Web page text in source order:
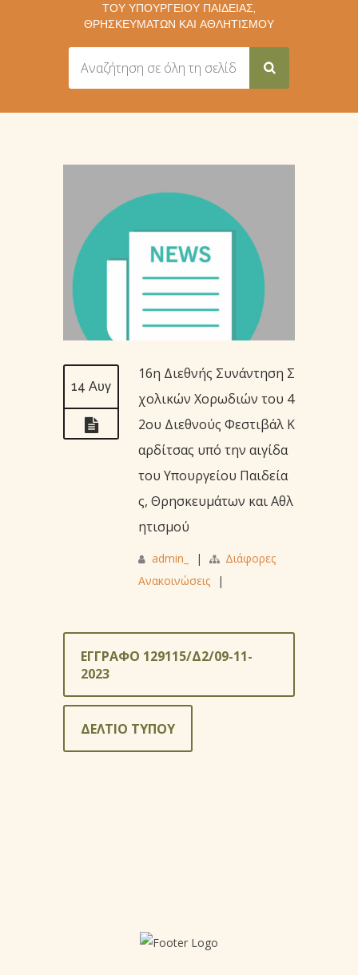
ΤΟΥ ΥΠΟΥΡΓΕΊΟΥ ΠΑΙΔΕΊΑΣ,
ΘΡΗΣΚΕΥΜΆΤΩΝ ΚΑΙ ΑΘΛΗΤΙΣΜΟΎ
14 Αυγ
16η Διεθνής Συνάντηση Σ
χολικών Χορωδιών του 4
2ου Διεθνούς Φεστιβάλ Κ
αρδίτσας υπό την αιγίδα
του Υπουργείου Παιδεία
ς, Θρησκευμάτων και Αθλ
ητισμού
admin_ |
Διάφορες
Ανακοινώσεις
|
ΕΓΓΡΑΦΟ 129115/Δ2/09-11-
2023
ΔΕΛΤΙΟ ΤΥΠΟΥ